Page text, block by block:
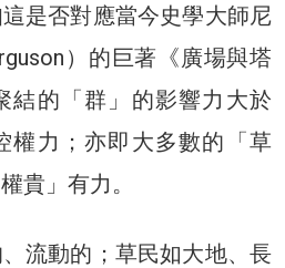
是否對應當今史學大師尼
）的巨著《廣場與塔
結的「群」的影響力大於
權力；亦即大多數的「草
貴」有力。
流動的；草民如大地、長